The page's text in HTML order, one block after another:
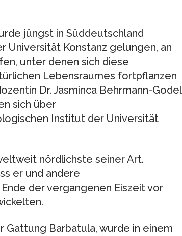
jüngst in Süddeutschland
Universität Konstanz gelungen, an
unter denen sich diese
Lebensraumes fortpflanzen
Dr. Jasminca Behrmann-Godel
sich über
Institut der Universität
nördlichste seiner Art.
er und andere
der vergangenen Eiszeit vor
Gattung Barbatula, wurde in einem